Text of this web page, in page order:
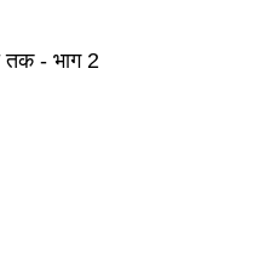
तक - भाग 2